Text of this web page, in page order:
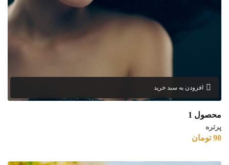
افزودن به سبد خرید
محصول 1
پرتره
90 تومان